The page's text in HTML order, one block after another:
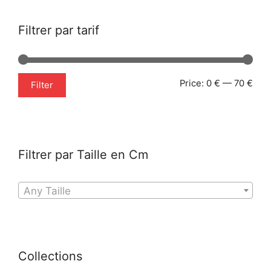
Filtrer par tarif
Filter Price: 0 € — 70 €
Filtrer par Taille en Cm
Any Taille
Collections